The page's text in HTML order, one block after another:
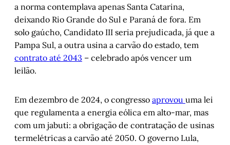
a norma contemplava apenas Santa Catarina,
deixando Rio Grande do Sul e Paraná de fora. Em
solo gaúcho, Candidato III seria prejudicada, já que a
Pampa Sul, a outra usina a carvão do estado, tem
contrato até 2043 – celebrado após vencer um
leilão.
Em dezembro de 2024, o congresso aprovou uma lei
que regulamenta a energia eólica em alto-mar, mas
com um jabuti: a obrigação de contratação de usinas
termelétricas a carvão até 2050. O governo Lula,